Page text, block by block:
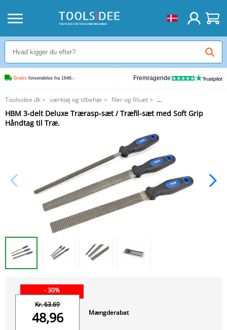
Gratis forsendelse fra 1646,- Fremragende
Toolsidee.dk> værktøj og tilbehør> filer og filsæt>
HBM 3-delt Deluxe Trærasp-sæt / Træfil-sæt med Soft Grip Håndtag til Træ.
HBM 3-delt Deluxe Trærasp-sæt / Træfil-sæt med Soft Grip
Håndtag til Træ.
- 30%
Kr. 63.69
48,96 Mængderabat